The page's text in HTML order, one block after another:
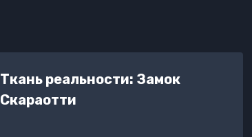
Ткань реальности: Замок
Скараотти